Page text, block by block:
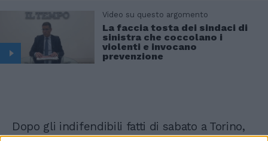
Video su questo argomento
La faccia tosta dei sindaci di
sinistra che coccolano i
violenti e invocano
prevenzione
Dopo gli indifendibili fatti di sabato a Torino,